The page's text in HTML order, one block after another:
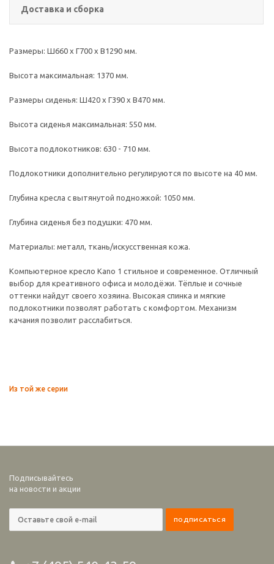
Доставка и сборка
Размеры: Ш660 х Г700 х В1290 мм.
Высота максимальная: 1370 мм.
Размеры сиденья: Ш420 х Г390 х В470 мм.
Высота сиденья максимальная: 550 мм.
Высота подлокотников: 630 - 710 мм.
Подлокотники дополнительно регулируются по высоте на 40 мм.
Глубина кресла с вытянутой подножкой: 1050 мм.
Глубина сиденья без подушки: 470 мм.
Материалы: металл, ткань/искусственная кожа.
Компьютерное кресло Kano 1 стильное и современное. Отличный
выбор для креативного офиса и молодёжи. Тёплые и сочные
оттенки найдут своего хозяина. Высокая спинка и мягкие
подлокотники позволят работать с комфортом. Механизм
качания позволит расслабиться.
Из той же серии
Подписывайтесь
на новости и акции